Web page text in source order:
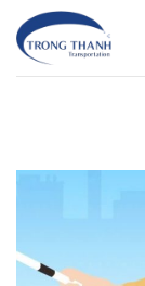
Chuyển
đến